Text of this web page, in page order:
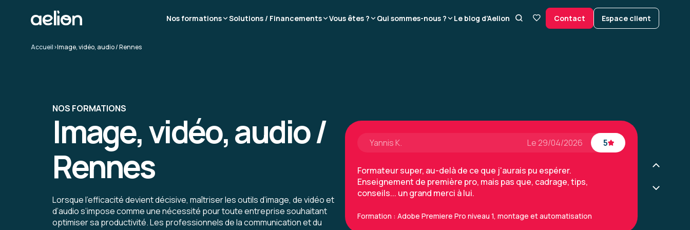
Nos formations Solutions / Financements Vous êtes ? Qui sommes-nous ? Le blog d’Aelion Contact Espace client
Accueil>Image, vidéo, audio / Rennes
NOS FORMATIONS
Image, vidéo, audio /
Rennes
Lorsque l’efficacité devient décisive, maîtriser les outils d’image, de vidéo et
d’audio s’impose comme une nécessité pour toute entreprise souhaitant
optimiser sa productivité. Les professionnels de la communication et du
Yannis K. Le 29/04/2026 5
Yannis K. Le 29/04/2026 5
Formateur super, au-delà de ce que j'aurais pu espérer.
Enseignement de première pro, mais pas que, cadrage, tips,
conseils... un grand merci à lui.
Formation : Adobe Premiere Pro niveau 1, montage et automatisation